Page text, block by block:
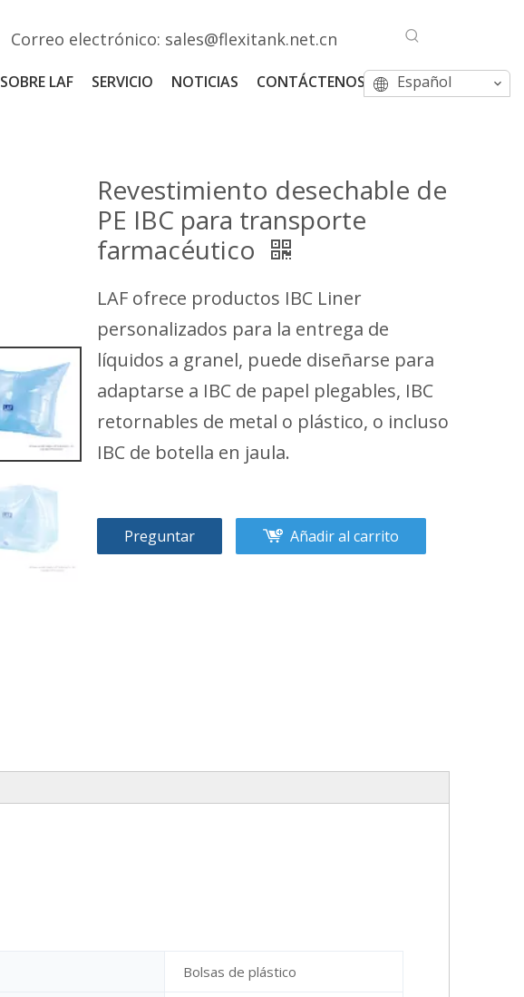
Correo electrónico: sales@flexitank.net.cn
SOBRE LAF SERVICIO NOTICIAS CONTÁCTENOS Español
Revestimiento desechable de
PE IBC para transporte
farmacéutico
LAF ofrece productos IBC Liner
personalizados para la entrega de
líquidos a granel, puede diseñarse para
adaptarse a IBC de papel plegables, IBC
retornables de metal o plástico, o incluso
IBC de botella en jaula.
Preguntar Añadir al carrito
Bolsas de plástico